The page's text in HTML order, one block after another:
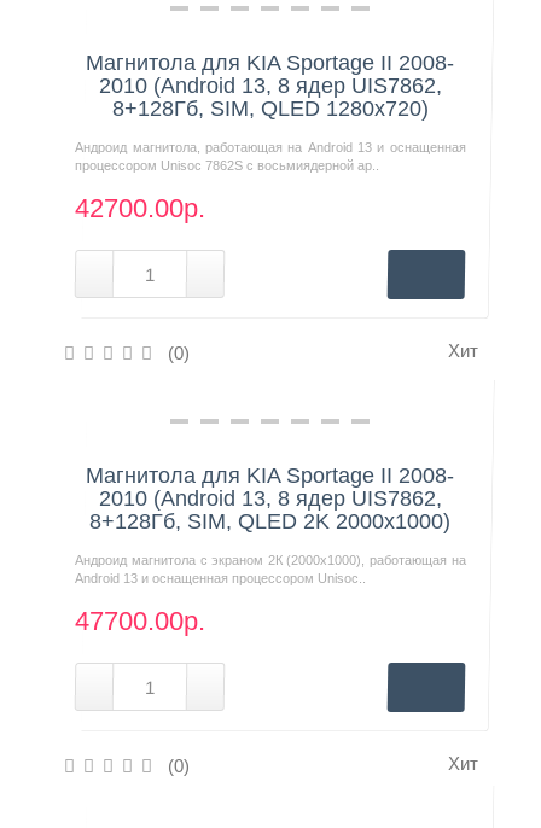
Нашли дешевле?
Магнитола для KIA Sportage II 2008-
2010 (Android 13, 8 ядер UIS7862,
8+128Гб, SIM, QLED 1280x720)
Андроид магнитола, работающая на Android 13 и оснащенная
процессором Unisoc 7862S с восьмиядерной ар..
42700.00р.
(0) Хит
Нашли дешевле?
Магнитола для KIA Sportage II 2008-
2010 (Android 13, 8 ядер UIS7862,
8+128Гб, SIM, QLED 2K 2000x1000)
Андроид магнитола с экраном 2К (2000х1000), работающая на
Android 13 и оснащенная процессором Unisoc..
47700.00р.
(0) Хит